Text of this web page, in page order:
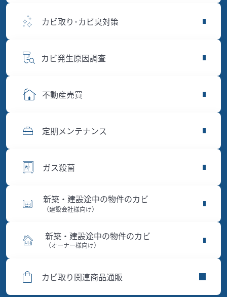
カビ取り･カビ臭対策
カビ発生原因調査
不動産売買
定期メンテナンス
ガス殺菌
新築・建設途中の物件のカビ
（建設会社様向け）
新築・建設途中の物件のカビ
（オーナー様向け）
カビ取り関連商品通販